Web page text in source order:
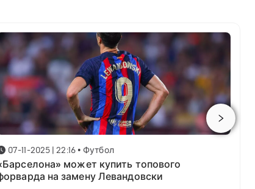
07-11-2025 | 22:16 • Футбол
может купить топового
на замену Левандовски